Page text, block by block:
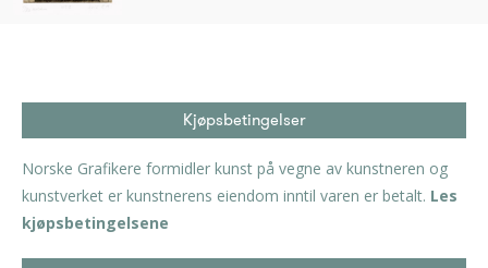
Kjøpsbetingelser
Norske Grafikere formidler kunst på vegne av kunstneren og
kunstverket er kunstnerens eiendom inntil varen er betalt. Les
kjøpsbetingelsene